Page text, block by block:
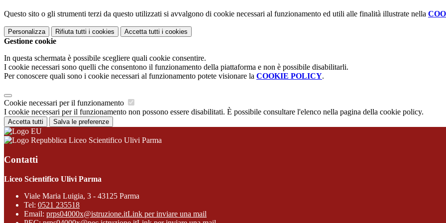
Questo sito o gli strumenti terzi da questo utilizzati si avvalgono di cookie necessari al funzionamento ed utili alle finalità illustrate nella
Personalizza Rifiuta tutti i cookies Accetta tutti i cookies
Gestione cookie
In questa schermata è possibile scegliere quali cookie consentire.
I cookie necessari sono quelli che consentono il funzionamento della piattaforma e non è possibile disabilitarli.
Per conoscere quali sono i cookie necessari al funzionamento potete visionare la COOKIE POLICY.
Cookie necessari per il funzionamento
I cookie necessari per il funzionamento non possono essere disabilitati. È possibile consultare l'elenco nella pagina della cookie policy.
Accetta tutti Salva le preferenze
Liceo Scientifico Ulivi Parma
Contatti
Liceo Scientifico Ulivi Parma
Viale Maria Luigia, 3 - 43125 Parma
Tel: 0521 235518
Email: prps04000x@istruzione.itLink per inviare una mail